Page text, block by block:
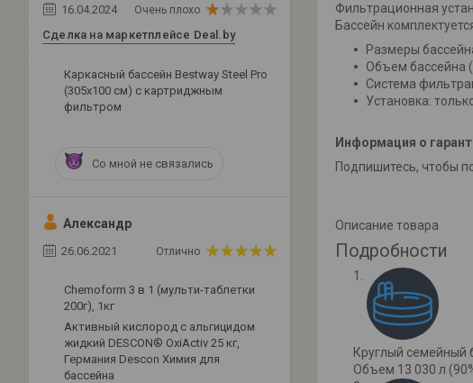
Фильтрационная
Бассейн
Размеры
Объем бассейна
Система
Установка:
Информация о
Подпишитесь, чтобы
Описание товара
Подробности
Круглый семейный
Объем 13 030 л
16.04.2024 Очень плохо
Сделка на маркетплейсе Deal.by
Каркасный бассейн Bestway Steel Pro
(305х100 см) с картриджным
фильтром
Со мной не связались
Александр
26.06.2021 Отлично
Chemoform 3 в 1 (мульти-таблетки
200г), 1кг
Активный кислород с альгицидом
жидкий DESCON® OxiActiv 25 кг,
Германия Descon Химия для
бассейна